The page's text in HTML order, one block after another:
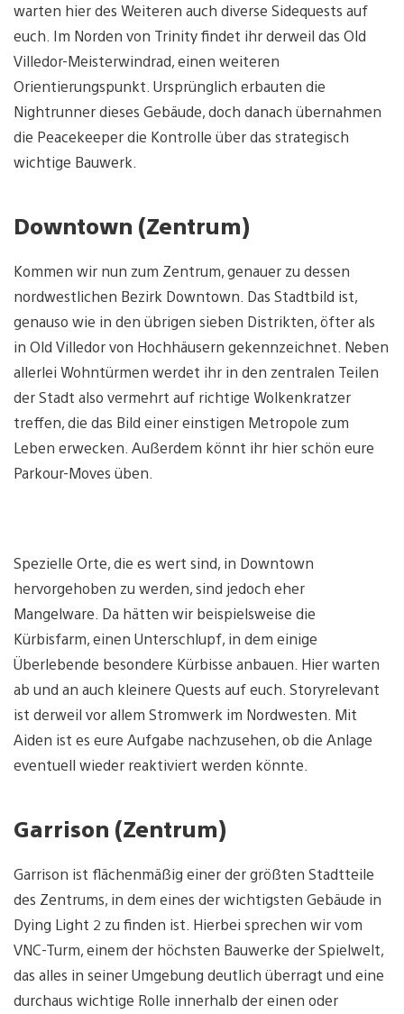
warten hier des Weiteren auch diverse Sidequests auf
euch. Im Norden von Trinity findet ihr derweil das Old
Villedor-Meisterwindrad, einen weiteren
Orientierungspunkt. Ursprünglich erbauten die
Nightrunner dieses Gebäude, doch danach übernahmen
die Peacekeeper die Kontrolle über das strategisch
wichtige Bauwerk.
Downtown (Zentrum)
Kommen wir nun zum Zentrum, genauer zu dessen
nordwestlichen Bezirk Downtown. Das Stadtbild ist,
genauso wie in den übrigen sieben Distrikten, öfter als
in Old Villedor von Hochhäusern gekennzeichnet. Neben
allerlei Wohntürmen werdet ihr in den zentralen Teilen
der Stadt also vermehrt auf richtige Wolkenkratzer
treffen, die das Bild einer einstigen Metropole zum
Leben erwecken. Außerdem könnt ihr hier schön eure
Parkour-Moves üben.
Spezielle Orte, die es wert sind, in Downtown
hervorgehoben zu werden, sind jedoch eher
Mangelware. Da hätten wir beispielsweise die
Kürbisfarm, einen Unterschlupf, in dem einige
Überlebende besondere Kürbisse anbauen. Hier warten
ab und an auch kleinere Quests auf euch. Storyrelevant
ist derweil vor allem Stromwerk im Nordwesten. Mit
Aiden ist es eure Aufgabe nachzusehen, ob die Anlage
eventuell wieder reaktiviert werden könnte.
Garrison (Zentrum)
Garrison ist flächenmäßig einer der größten Stadtteile
des Zentrums, in dem eines der wichtigsten Gebäude in
Dying Light 2 zu finden ist. Hierbei sprechen wir vom
VNC-Turm, einem der höchsten Bauwerke der Spielwelt,
das alles in seiner Umgebung deutlich überragt und eine
durchaus wichtige Rolle innerhalb der einen oder